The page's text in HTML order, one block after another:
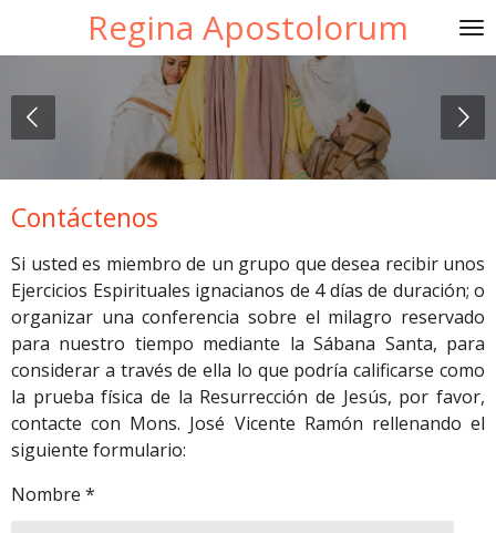
principal
Regina Apostolorum
Contáctenos
Si usted es miembro de un grupo que desea recibir unos
Ejercicios Espirituales ignacianos de 4 días de duración; o
organizar una conferencia sobre el milagro reservado
para nuestro tiempo mediante la Sábana Santa, para
considerar a través de ella lo que podría calificarse como
la prueba física de la Resurrección de Jesús, por favor,
contacte con Mons. José Vicente Ramón rellenando el
siguiente formulario:
Nombre *